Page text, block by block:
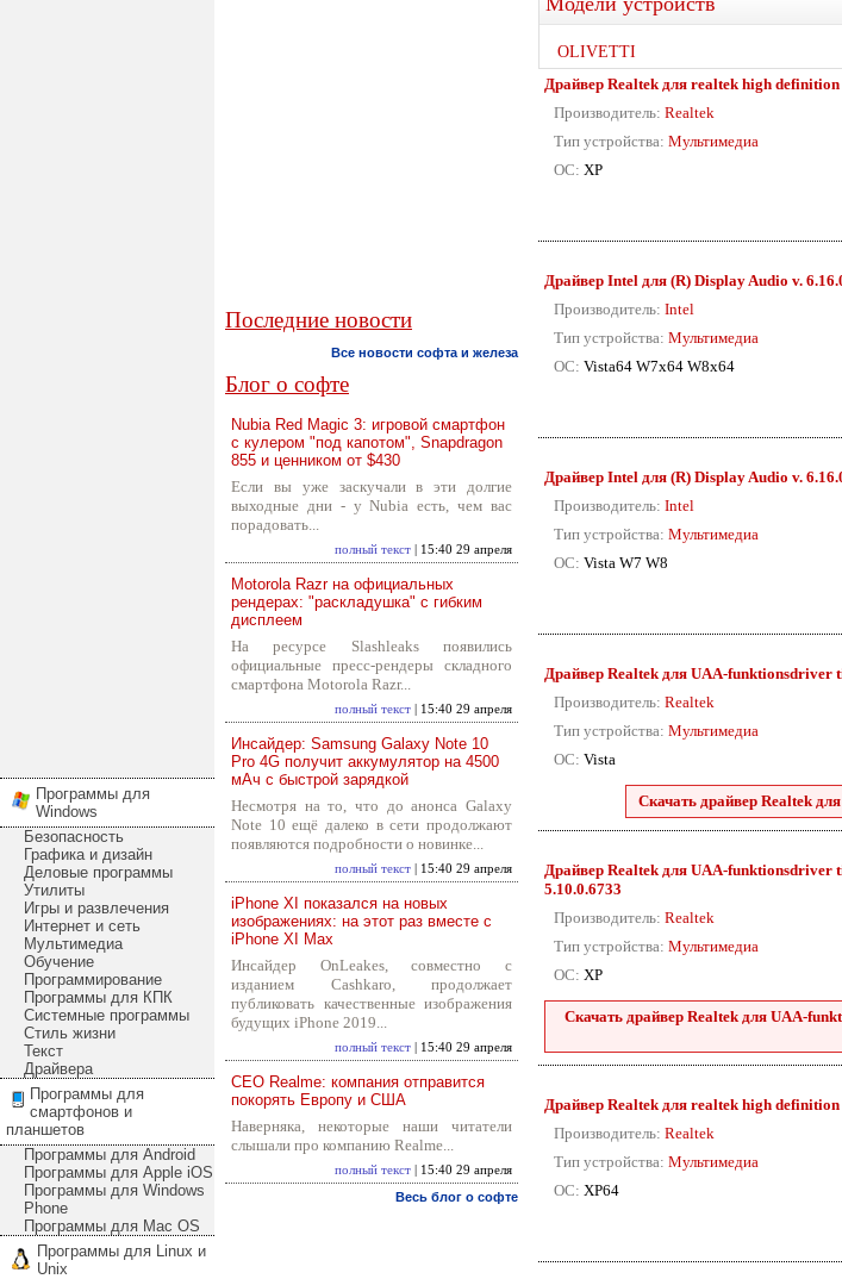
Программы для
Windows
Безопасность
Графика и дизайн
Деловые программы
Утилиты
Игры и развлечения
Интернет и сеть
Мультимедиа
Обучение
Программирование
Программы для КПК
Системные программы
Стиль жизни
Текст
Драйвера
Программы для
смартфонов и
планшетов
Программы для Android
Программы для Apple iOS
Программы для Windows
Phone
Программы для Mac OS
Программы для Linux и
Unix
Последние новости
Все новости софта и железа
Блог о софте
Nubia Red Magic 3: игровой смартфон
с кулером "под капотом", Snapdragon
855 и ценником от $430
Если вы уже заскучали в эти долгие
выходные дни - у Nubia есть, чем вас
порадовать...
полный текст | 15:40 29 апреля
Motorola Razr на официальных
рендерах: "раскладушка" с гибким
дисплеем
На ресурсе Slashleaks появились
официальные пресс-рендеры складного
смартфона Motorola Razr...
полный текст | 15:40 29 апреля
Инсайдер: Samsung Galaxy Note 10
Pro 4G получит аккумулятор на 4500
мАч с быстрой зарядкой
Несмотря на то, что до анонса Galaxy
Note 10 ещё далеко в сети продолжают
появляются подробности о новинке...
полный текст | 15:40 29 апреля
iPhone XI показался на новых
изображениях: на этот раз вместе с
iPhone XI Max
Инсайдер OnLeakes, совместно с
изданием Cashkaro, продолжает
публиковать качественные изображения
будущих iPhone 2019...
полный текст | 15:40 29 апреля
CEO Realme: компания отправится
покорять Европу и США
Наверняка, некоторые наши читатели
слышали про компанию Realme...
полный текст | 15:40 29 апреля
Весь блог о софте
OLIVETTI
Драйвер Realtek для realtek high definition
Производитель: Realtek
Тип устройства: Мультимедиа
ОС: XP
Драйвер Intel для (R) Display Audio v.
Производитель: Intel
Тип устройства: Мультимедиа
ОС: Vista64 W7x64 W8x64
Драйвер Intel для (R) Display Audio v.
Производитель: Intel
Тип устройства: Мультимедиа
ОС: Vista W7 W8
Драйвер Realtek для UAA-funktionsdriver
Производитель: Realtek
Тип устройства: Мультимедиа
ОС: Vista
Скачать драйвер Realtek
Драйвер Realtek для UAA-funktionsdriver
5.10.0.6733
Производитель: Realtek
Тип устройства: Мультимедиа
ОС: XP
Скачать драйвер Realtek для UAA-
Драйвер Realtek для realtek high definition
Производитель: Realtek
Тип устройства: Мультимедиа
ОС: XP64